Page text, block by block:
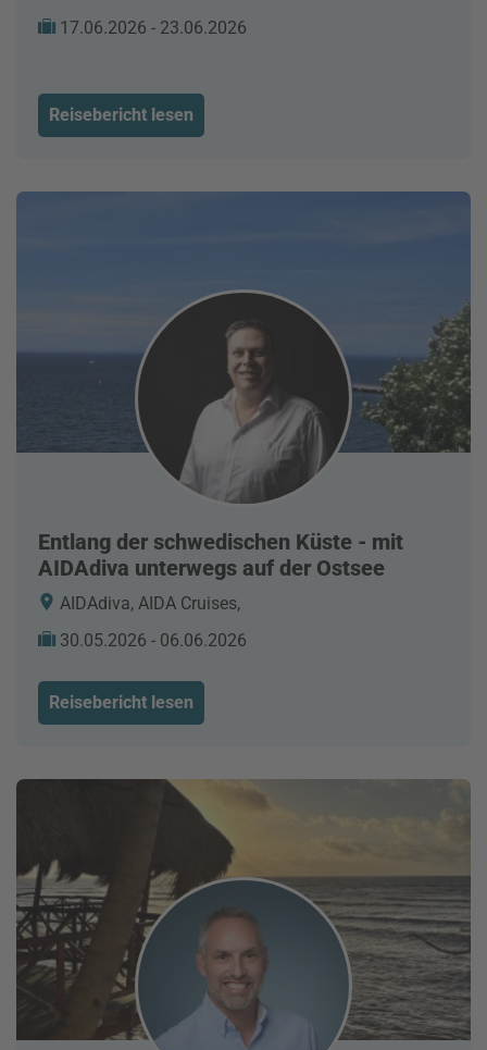
17.06.2026 - 23.06.2026
Reisebericht lesen
Entlang der schwedischen Küste - mit
AIDAdiva unterwegs auf der Ostsee
AIDAdiva, AIDA Cruises,
30.05.2026 - 06.06.2026
Reisebericht lesen